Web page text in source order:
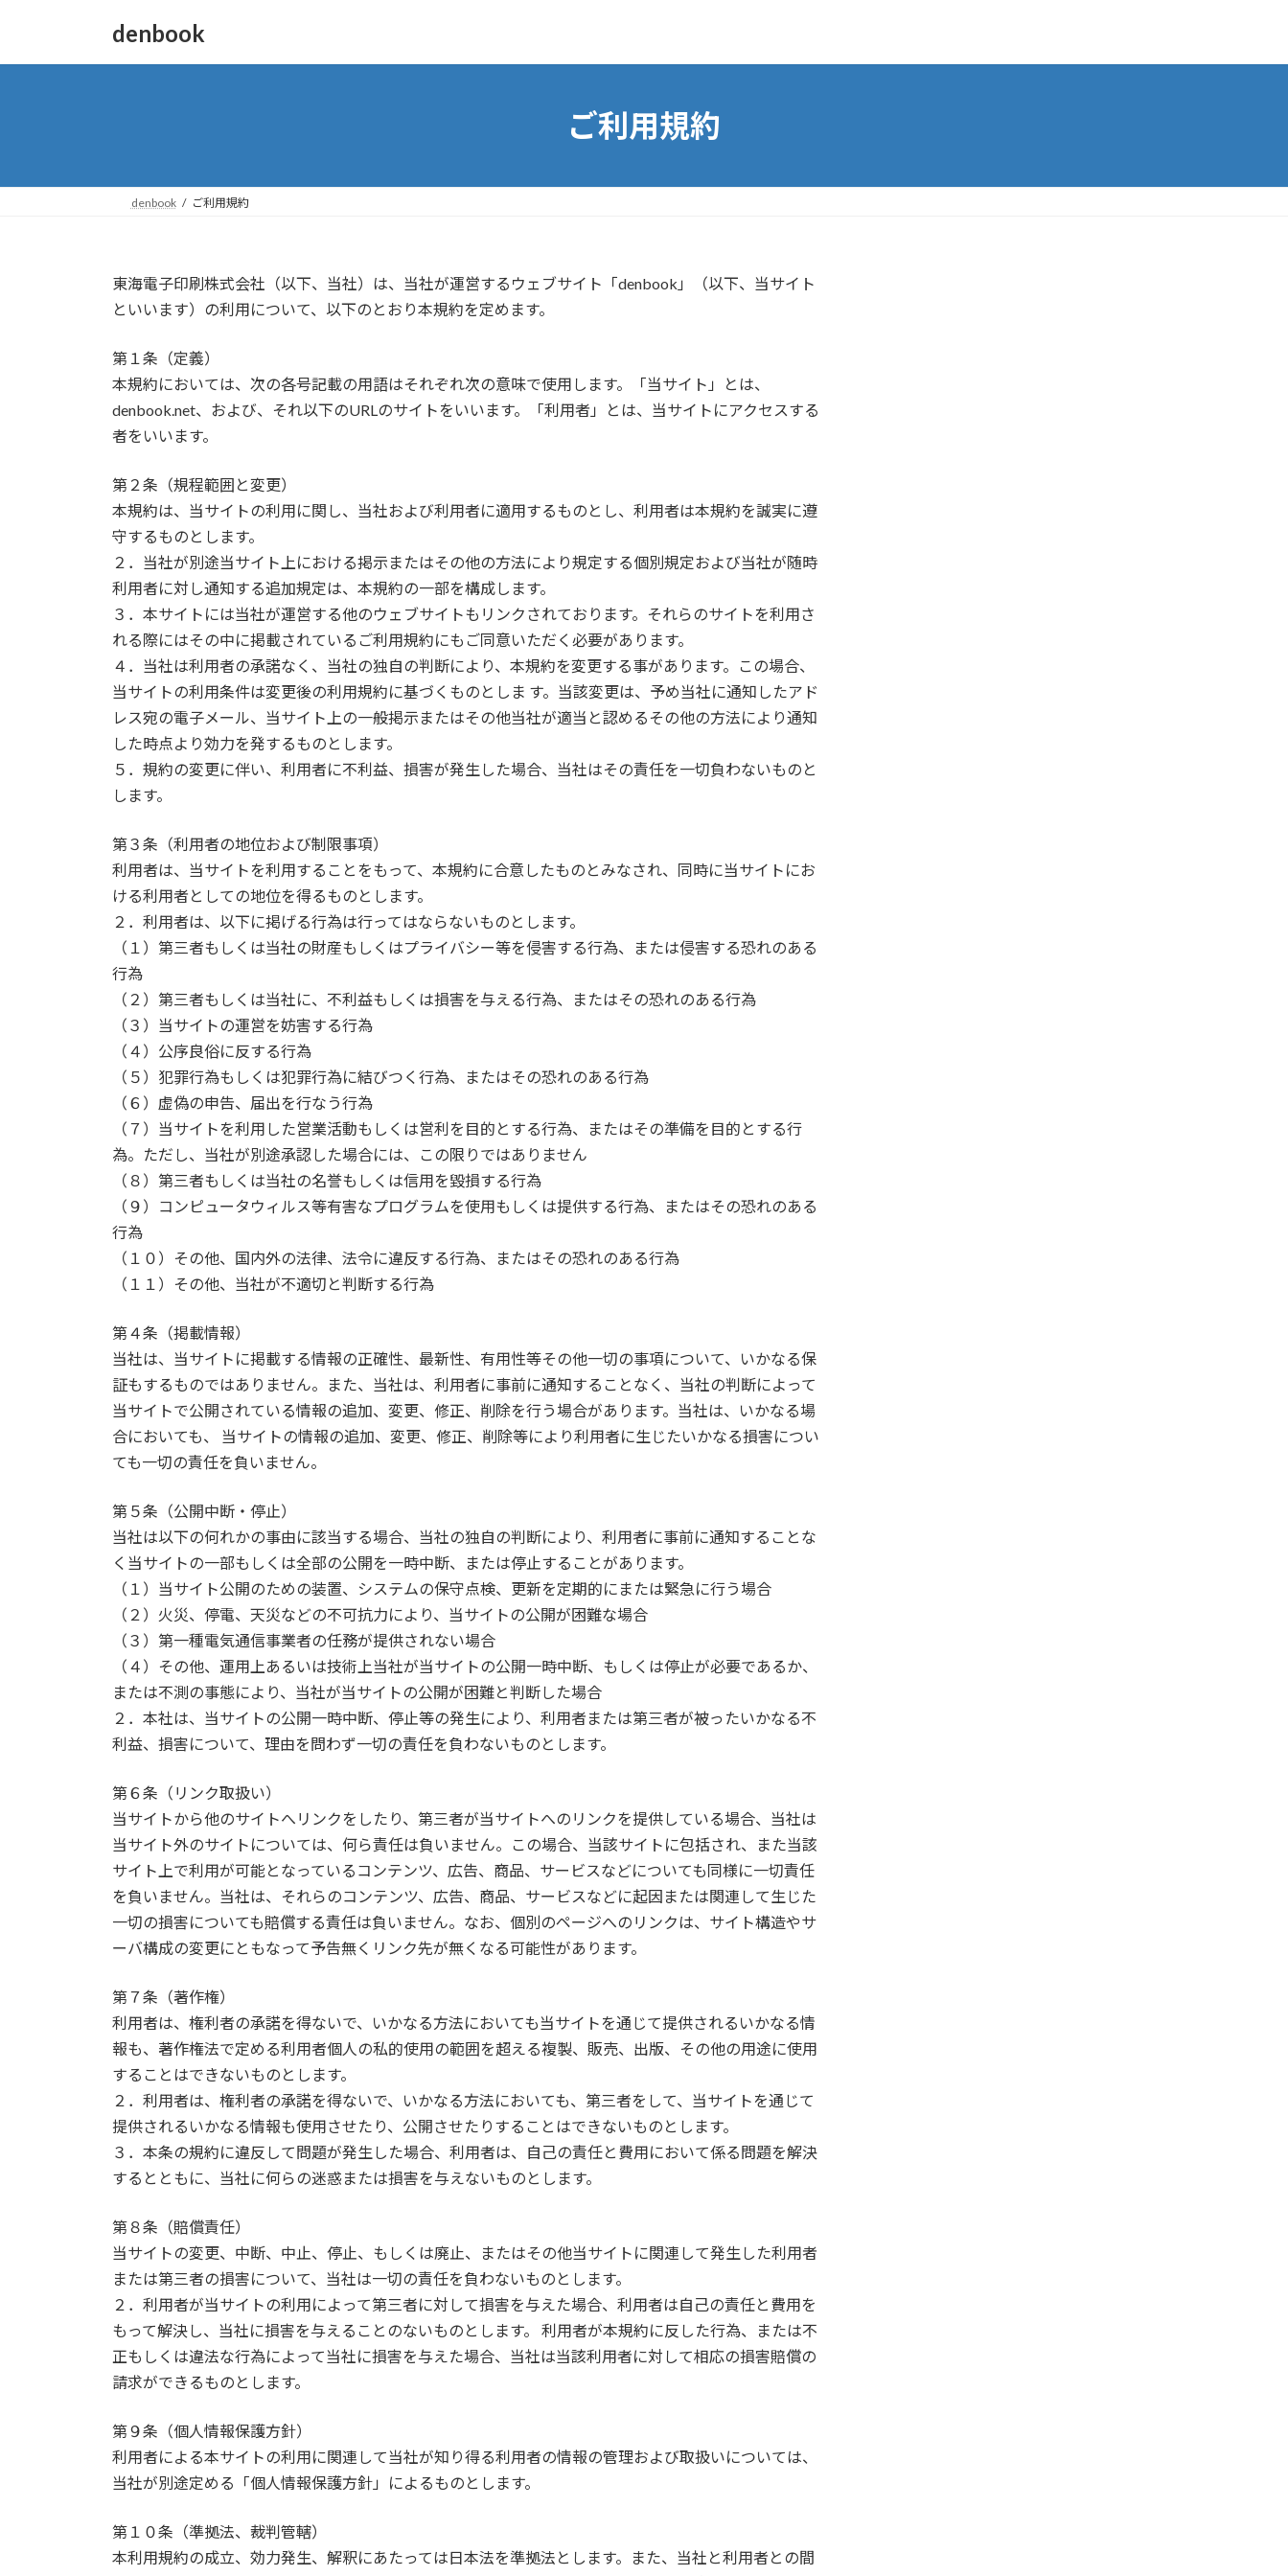
denbook
ご利用規約
denbook ご利用規約
東海電子印刷株式会社（以下、当社）は、当社が運営するウェブサイト「denbook」（以下、当サイト
といいます）の利用について、以下のとおり本規約を定めます。
第１条（定義）
本規約においては、次の各号記載の用語はそれぞれ次の意味で使用します。「当サイト」とは、
denbook.net、および、それ以下のURLのサイトをいいます。「利用者」とは、当サイトにアクセスする
者をいいます。
第２条（規程範囲と変更）
本規約は、当サイトの利用に関し、当社および利用者に適用するものとし、利用者は本規約を誠実に遵
守するものとします。
２．当社が別途当サイト上における掲示またはその他の方法により規定する個別規定および当社が随時
利用者に対し通知する追加規定は、本規約の一部を構成します。
３．本サイトには当社が運営する他のウェブサイトもリンクされております。それらのサイトを利用さ
れる際にはその中に掲載されているご利用規約にもご同意いただく必要があります。
４．当社は利用者の承諾なく、当社の独自の判断により、本規約を変更する事があります。この場合、
当サイトの利用条件は変更後の利用規約に基づくものとしま す。当該変更は、予め当社に通知したアド
レス宛の電子メール、当サイト上の一般掲示またはその他当社が適当と認めるその他の方法により通知
した時点より効力を発するものとします。
５．規約の変更に伴い、利用者に不利益、損害が発生した場合、当社はその責任を一切負わないものと
します。
第３条（利用者の地位および制限事項）
利用者は、当サイトを利用することをもって、本規約に合意したものとみなされ、同時に当サイトにお
ける利用者としての地位を得るものとします。
２．利用者は、以下に掲げる行為は行ってはならないものとします。
（１）第三者もしくは当社の財産もしくはプライバシー等を侵害する行為、または侵害する恐れのある
行為
（２）第三者もしくは当社に、不利益もしくは損害を与える行為、またはその恐れのある行為
（３）当サイトの運営を妨害する行為
（４）公序良俗に反する行為
（５）犯罪行為もしくは犯罪行為に結びつく行為、またはその恐れのある行為
（６）虚偽の申告、届出を行なう行為
（７）当サイトを利用した営業活動もしくは営利を目的とする行為、またはその準備を目的とする行
為。ただし、当社が別途承認した場合には、この限りではありません
（８）第三者もしくは当社の名誉もしくは信用を毀損する行為
（９）コンピュータウィルス等有害なプログラムを使用もしくは提供する行為、またはその恐れのある
行為
（１０）その他、国内外の法律、法令に違反する行為、またはその恐れのある行為
（１１）その他、当社が不適切と判断する行為
第４条（掲載情報）
当社は、当サイトに掲載する情報の正確性、最新性、有用性等その他一切の事項について、いかなる保
証もするものではありません。また、当社は、利用者に事前に通知することなく、当社の判断によって
当サイトで公開されている情報の追加、変更、修正、削除を行う場合があります。当社は、いかなる場
合においても、 当サイトの情報の追加、変更、修正、削除等により利用者に生じたいかなる損害につい
ても一切の責任を負いません。
第５条（公開中断・停止）
当社は以下の何れかの事由に該当する場合、当社の独自の判断により、利用者に事前に通知することな
く当サイトの一部もしくは全部の公開を一時中断、または停止することがあります。
（１）当サイト公開のための装置、システムの保守点検、更新を定期的にまたは緊急に行う場合
（２）火災、停電、天災などの不可抗力により、当サイトの公開が困難な場合
（３）第一種電気通信事業者の任務が提供されない場合
（４）その他、運用上あるいは技術上当社が当サイトの公開一時中断、もしくは停止が必要であるか、
または不測の事態により、当社が当サイトの公開が困難と判断した場合
２．本社は、当サイトの公開一時中断、停止等の発生により、利用者または第三者が被ったいかなる不
利益、損害について、理由を問わず一切の責任を負わないものとします。
第６条（リンク取扱い）
当サイトから他のサイトへリンクをしたり、第三者が当サイトへのリンクを提供している場合、当社は
当サイト外のサイトについては、何ら責任は負いません。この場合、当該サイトに包括され、また当該
サイト上で利用が可能となっているコンテンツ、広告、商品、サービスなどについても同様に一切責任
を負いません。当社は、それらのコンテンツ、広告、商品、サービスなどに起因または関連して生じた
一切の損害についても賠償する責任は負いません。なお、個別のページへのリンクは、サイト構造やサ
ーバ構成の変更にともなって予告無くリンク先が無くなる可能性があります。
第７条（著作権）
利用者は、権利者の承諾を得ないで、いかなる方法においても当サイトを通じて提供されるいかなる情
報も、著作権法で定める利用者個人の私的使用の範囲を超える複製、販売、出版、その他の用途に使用
することはできないものとします。
２．利用者は、権利者の承諾を得ないで、いかなる方法においても、第三者をして、当サイトを通じて
提供されるいかなる情報も使用させたり、公開させたりすることはできないものとします。
３．本条の規約に違反して問題が発生した場合、利用者は、自己の責任と費用において係る問題を解決
するとともに、当社に何らの迷惑または損害を与えないものとします。
第８条（賠償責任）
当サイトの変更、中断、中止、停止、もしくは廃止、またはその他当サイトに関連して発生した利用者
または第三者の損害について、当社は一切の責任を負わないものとします。
２．利用者が当サイトの利用によって第三者に対して損害を与えた場合、利用者は自己の責任と費用を
もって解決し、当社に損害を与えることのないものとします。 利用者が本規約に反した行為、または不
正もしくは違法な行為によって当社に損害を与えた場合、当社は当該利用者に対して相応の損害賠償の
請求ができるものとします。
第９条（個人情報保護方針）
利用者による本サイトの利用に関連して当社が知り得る利用者の情報の管理および取扱いについては、
当社が別途定める「個人情報保護方針」によるものとします。
第１０条（準拠法、裁判管轄）
本利用規約の成立、効力発生、解釈にあたっては日本法を準拠法とします。また、当社と利用者との間